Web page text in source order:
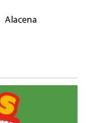
Alacena